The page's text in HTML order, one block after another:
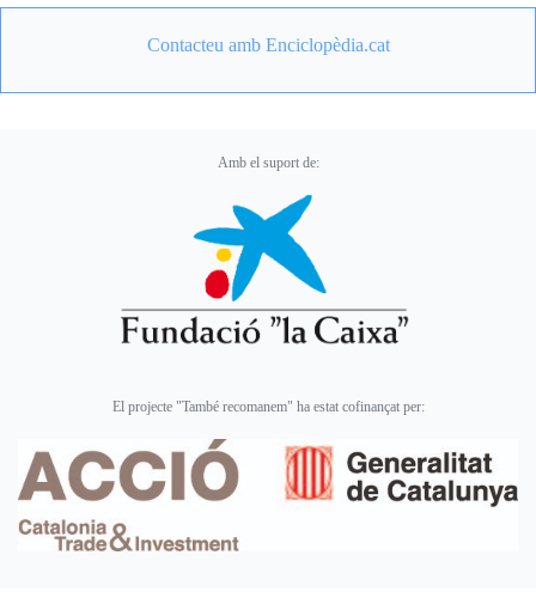
Contacteu amb Enciclopèdia.cat
Amb el suport de:
El projecte "També recomanem" ha estat cofinançat per: